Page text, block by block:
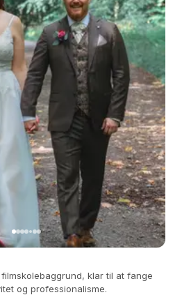
klar til at fange
og professionalisme.